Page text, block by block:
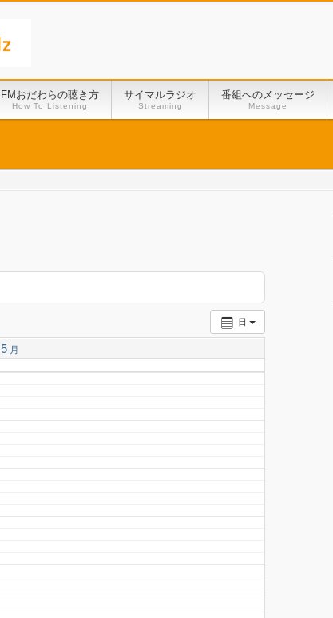
FMおだわらの聴き方
How To Listening
サイマルラジオ
Streaming
番組へのメッセージ
Message
日
5 月